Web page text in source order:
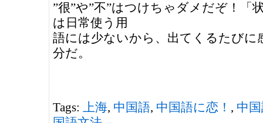
”很”や”不”はつけちゃダメだぞ！「
は日常使う用
語には少ないから、出てくるたびに
分だ。
Tags: 上海, 中国語, 中国語に恋！ , 中